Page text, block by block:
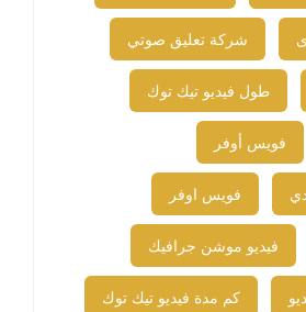
شركة تعليق صوتي
طول فيديو تيك توك
فويس أوفر
فويس اوفر​
فيديو موشن جرافيك
كم مدة فيديو تيك توك